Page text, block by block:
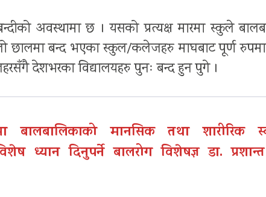
अवस्थामा छ । यसको प्रत्यक्ष मारमा स्कुले
छालमा बन्द भएका स्कुल/कलेजहरु माघबाट पूर्ण
देशभरका विद्यालयहरु पुनः बन्द हुन पुगे ।
बालबालिकाको मानसिक तथा शारीरिक
ध्यान दिनुपर्ने बालरोग विशेषज्ञ डा.